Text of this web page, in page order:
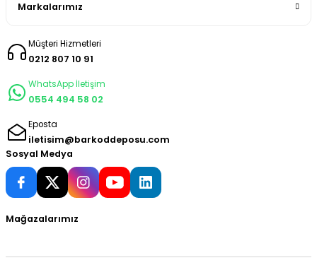
Markalarımız
Müşteri Hizmetleri
0212 807 10 91
WhatsApp İletişim
0554 494 58 02
Eposta
iletisim@barkoddeposu.com
Sosyal Medya
Mağazalarımız